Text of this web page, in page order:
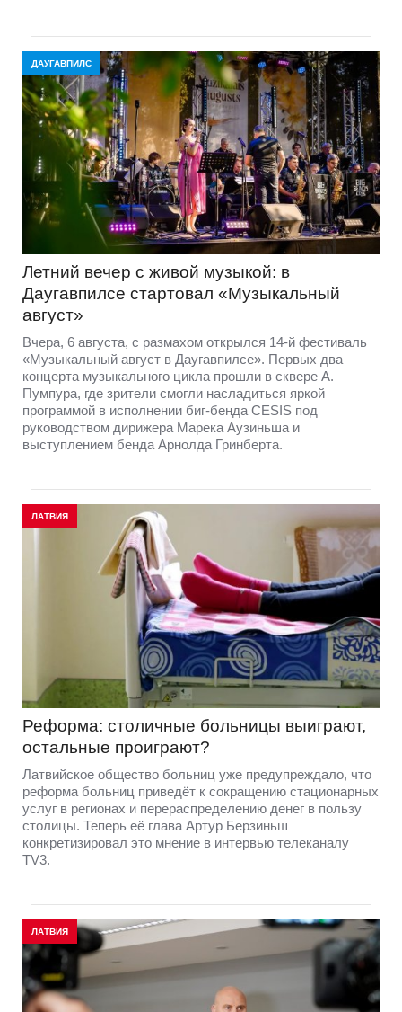
ДАУГАВПИЛС
Летний вечер с живой музыкой: в
Даугавпилсе стартовал «Музыкальный
август»
Вчера, 6 августа, с размахом открылся 14-й фестиваль
«Музыкальный август в Даугавпилсе». Первых два
концерта музыкального цикла прошли в сквере А.
Пумпура, где зрители смогли насладиться яркой
программой в исполнении биг-бенда CĒSIS под
руководством дирижера Марека Аузиньша и
выступлением бенда Арнолда Гринберта.
ЛАТВИЯ
Реформа: столичные больницы выиграют,
остальные проиграют?
Латвийское общество больниц уже предупреждало, что
реформа больниц приведёт к сокращению стационарных
услуг в регионах и перераспределению денег в пользу
столицы. Теперь её глава Артур Берзиньш
конкретизировал это мнение в интервью телеканалу
TV3.
ЛАТВИЯ